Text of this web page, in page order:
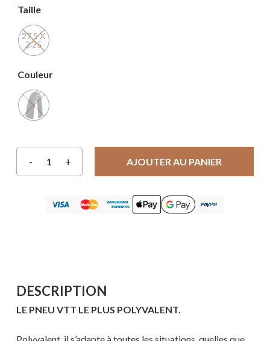
Taille
27.5 X
2.25
Couleur
AJOUTER AU PANIER
DESCRIPTION
LE PNEU VTT LE PLUS POLYVALENT.